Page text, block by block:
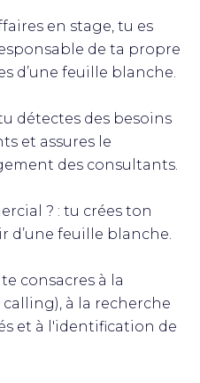
en stage, tu es
de ta propre
d’une feuille blanche.
détectes des besoins
et assures le
des consultants.
? : tu crées ton
d’une feuille blanche.
consacres à la
à la recherche
et à l'identification de